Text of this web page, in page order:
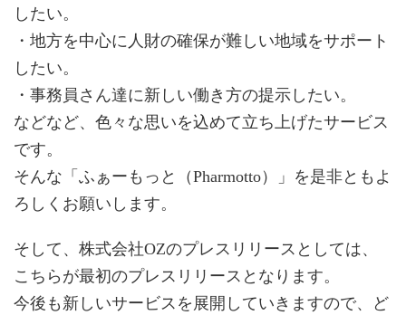
したい。
・地方を中心に人財の確保が難しい地域をサポート
したい。
・事務員さん達に新しい働き方の提示したい。
などなど、色々な思いを込めて立ち上げたサービス
です。
そんな「ふぁーもっと（Pharmotto）」を是非ともよ
ろしくお願いします。
そして、株式会社OZのプレスリリースとしては、
こちらが最初のプレスリリースとなります。
今後も新しいサービスを展開していきますので、ど